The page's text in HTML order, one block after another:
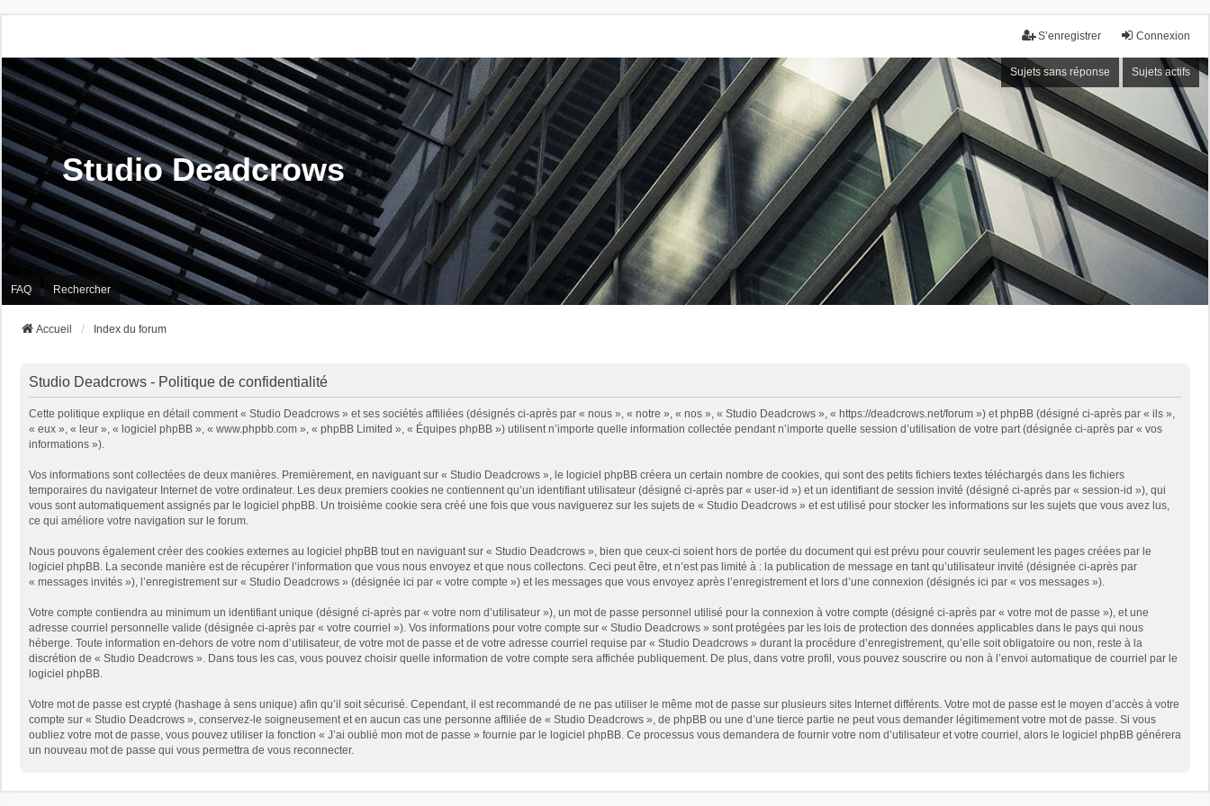
Connexion
S’enregistrer
Sujets sans réponse Sujets actifs
Studio Deadcrows
FAQ Rechercher
Accueil Index du forum
Studio Deadcrows - Politique de confidentialité
Cette politique explique en détail comment « Studio Deadcrows » et ses sociétés affiliées (désignés ci-après par « nous », « notre », « nos », « Studio Deadcrows », « https://deadcrows.net/forum ») et phpBB (désigné ci-après par « ils »,
« eux », « leur », « logiciel phpBB », « www.phpbb.com », « phpBB Limited », « Équipes phpBB ») utilisent n’importe quelle information collectée pendant n’importe quelle session d’utilisation de votre part (désignée ci-après par « vos
informations »).
Vos informations sont collectées de deux manières. Premièrement, en naviguant sur « Studio Deadcrows », le logiciel phpBB créera un certain nombre de cookies, qui sont des petits fichiers textes téléchargés dans les fichiers
temporaires du navigateur Internet de votre ordinateur. Les deux premiers cookies ne contiennent qu’un identifiant utilisateur (désigné ci-après par « user-id ») et un identifiant de session invité (désigné ci-après par « session-id »), qui
vous sont automatiquement assignés par le logiciel phpBB. Un troisième cookie sera créé une fois que vous naviguerez sur les sujets de « Studio Deadcrows » et est utilisé pour stocker les informations sur les sujets que vous avez lus,
ce qui améliore votre navigation sur le forum.
Nous pouvons également créer des cookies externes au logiciel phpBB tout en naviguant sur « Studio Deadcrows », bien que ceux-ci soient hors de portée du document qui est prévu pour couvrir seulement les pages créées par le
logiciel phpBB. La seconde manière est de récupérer l’information que vous nous envoyez et que nous collectons. Ceci peut être, et n’est pas limité à : la publication de message en tant qu’utilisateur invité (désignée ci-après par
« messages invités »), l’enregistrement sur « Studio Deadcrows » (désignée ici par « votre compte ») et les messages que vous envoyez après l’enregistrement et lors d’une connexion (désignés ici par « vos messages »).
Votre compte contiendra au minimum un identifiant unique (désigné ci-après par « votre nom d’utilisateur »), un mot de passe personnel utilisé pour la connexion à votre compte (désigné ci-après par « votre mot de passe »), et une
adresse courriel personnelle valide (désignée ci-après par « votre courriel »). Vos informations pour votre compte sur « Studio Deadcrows » sont protégées par les lois de protection des données applicables dans le pays qui nous
héberge. Toute information en-dehors de votre nom d’utilisateur, de votre mot de passe et de votre adresse courriel requise par « Studio Deadcrows » durant la procédure d’enregistrement, qu’elle soit obligatoire ou non, reste à la
discrétion de « Studio Deadcrows ». Dans tous les cas, vous pouvez choisir quelle information de votre compte sera affichée publiquement. De plus, dans votre profil, vous pouvez souscrire ou non à l’envoi automatique de courriel par le
logiciel phpBB.
Votre mot de passe est crypté (hashage à sens unique) afin qu’il soit sécurisé. Cependant, il est recommandé de ne pas utiliser le même mot de passe sur plusieurs sites Internet différents. Votre mot de passe est le moyen d’accès à votre
compte sur « Studio Deadcrows », conservez-le soigneusement et en aucun cas une personne affiliée de « Studio Deadcrows », de phpBB ou une d’une tierce partie ne peut vous demander légitimement votre mot de passe. Si vous
oubliez votre mot de passe, vous pouvez utiliser la fonction « J’ai oublié mon mot de passe » fournie par le logiciel phpBB. Ce processus vous demandera de fournir votre nom d’utilisateur et votre courriel, alors le logiciel phpBB générera
un nouveau mot de passe qui vous permettra de vous reconnecter.